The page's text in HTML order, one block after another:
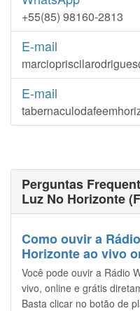
+55(85) 98160-2813
E-mail
E-mail
Perguntas
Luz No Horizonte
Como ouvir a
Horizonte ao vivo
Você pode ouvir a Rádio
vivo, online e grátis
Basta clicar no botão de